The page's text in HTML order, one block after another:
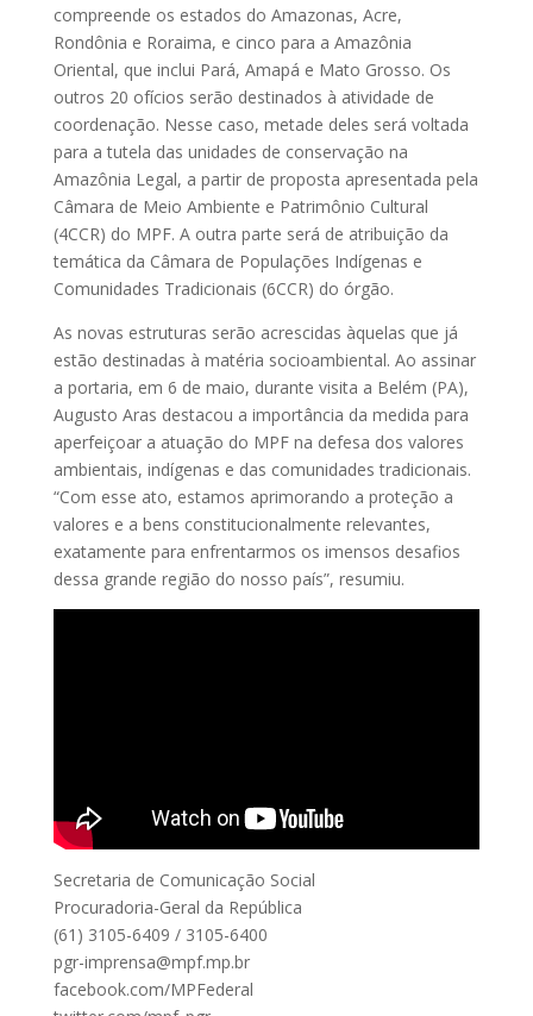
compreende os estados do Amazonas, Acre,
Rondônia e Roraima, e cinco para a Amazônia
Oriental, que inclui Pará, Amapá e Mato Grosso. Os
outros 20 ofícios serão destinados à atividade de
coordenação. Nesse caso, metade deles será voltada
para a tutela das unidades de conservação na
Amazônia Legal, a partir de proposta apresentada pela
Câmara de Meio Ambiente e Patrimônio Cultural
(4CCR) do MPF. A outra parte será de atribuição da
temática da Câmara de Populações Indígenas e
Comunidades Tradicionais (6CCR) do órgão.
As novas estruturas serão acrescidas àquelas que já
estão destinadas à matéria socioambiental. Ao assinar
a portaria, em 6 de maio, durante visita a Belém (PA),
Augusto Aras destacou a importância da medida para
aperfeiçoar a atuação do MPF na defesa dos valores
ambientais, indígenas e das comunidades tradicionais.
“Com esse ato, estamos aprimorando a proteção a
valores e a bens constitucionalmente relevantes,
exatamente para enfrentarmos os imensos desafios
dessa grande região do nosso país”, resumiu.
Secretaria de Comunicação Social
Procuradoria-Geral da República
(61) 3105-6409 / 3105-6400
pgr-imprensa@mpf.mp.br
facebook.com/MPFederal